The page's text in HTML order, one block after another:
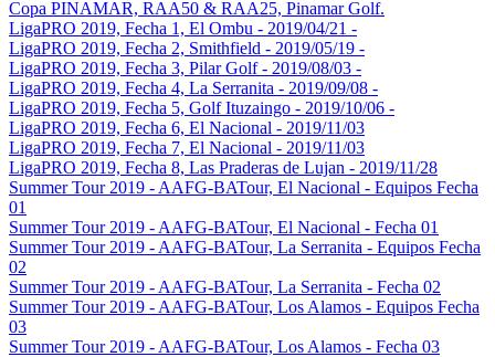
Copa PINAMAR, RAA50 & RAA25, Pinamar Golf.
LigaPRO 2019, Fecha 1, El Ombu - 2019/04/21 -
LigaPRO 2019, Fecha 2, Smithfield - 2019/05/19 -
LigaPRO 2019, Fecha 3, Pilar Golf - 2019/08/03 -
LigaPRO 2019, Fecha 4, La Serranita - 2019/09/08 -
LigaPRO 2019, Fecha 5, Golf Ituzaingo - 2019/10/06 -
LigaPRO 2019, Fecha 6, El Nacional - 2019/11/03
LigaPRO 2019, Fecha 7, El Nacional - 2019/11/03
LigaPRO 2019, Fecha 8, Las Praderas de Lujan - 2019/11/28
Summer Tour 2019 - AAFG-BATour, El Nacional - Equipos Fecha
01
Summer Tour 2019 - AAFG-BATour, El Nacional - Fecha 01
Summer Tour 2019 - AAFG-BATour, La Serranita - Equipos Fecha
02
Summer Tour 2019 - AAFG-BATour, La Serranita - Fecha 02
Summer Tour 2019 - AAFG-BATour, Los Alamos - Equipos Fecha
03
Summer Tour 2019 - AAFG-BATour, Los Alamos - Fecha 03